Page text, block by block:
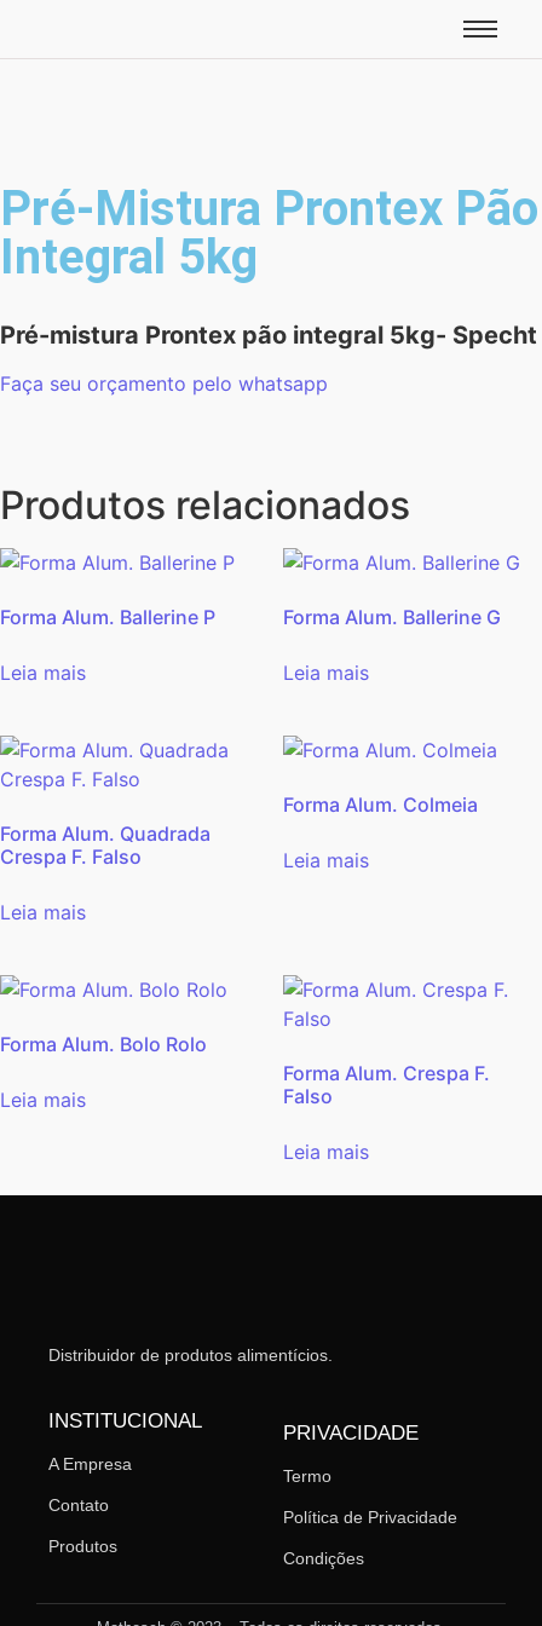
Pré-Mistura Prontex Pão
Integral 5kg
Pré-mistura Prontex pão integral 5kg- Specht
Faça seu orçamento pelo whatsapp
Produtos relacionados
Forma Alum. Ballerine P
Leia mais
Forma Alum. Ballerine G
Leia mais
Forma Alum. Quadrada
Crespa F. Falso
Leia mais
Forma Alum. Colmeia
Leia mais
Forma Alum. Bolo Rolo
Leia mais
Forma Alum. Crespa F.
Falso
Leia mais
Distribuidor de produtos alimentícios.
INSTITUCIONAL
A Empresa
Contato
Produtos
PRIVACIDADE
Termo
Política de Privacidade
Condições